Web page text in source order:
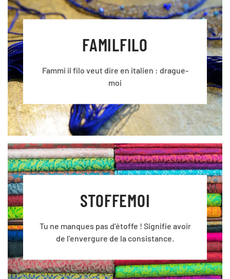
FAMILFILO
Fammi il filo veut dire en italien : drague-
moi
STOFFEMOI
Tu ne manques pas d’étoffe ! Signifie avoir
de l’envergure de la consistance.